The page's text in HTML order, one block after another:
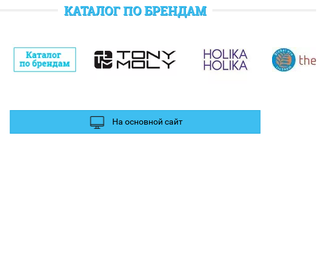
баллы Вы можете получить за отзыв и фотографии в
КАТАЛОГ ПО БРЕНДАМ
На основной сайт